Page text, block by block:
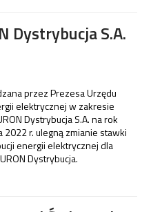
Dystrybucja S.A.
przez Prezesa Urzędu
elektrycznej w zakresie
Dystrybucja S.A. na rok
2022 r. ulegną zmianie stawki
energii elektrycznej dla
Dystrybucja.